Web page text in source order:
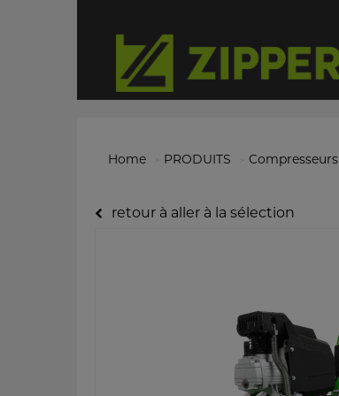
Home PRODUITS Compresseurs
retour à aller à la sélection